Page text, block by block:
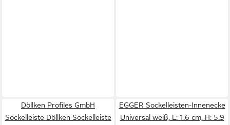
Döllken Profiles GmbH
Sockelleiste Döllken Sockelleiste
EGGER Sockelleisten-Innenecke
Universal weiß, L: 1.6 cm, H: 5.9